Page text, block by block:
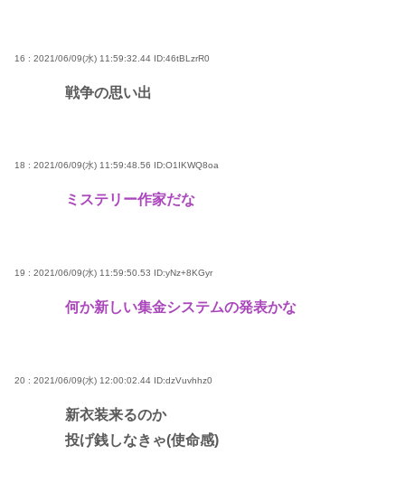
16 : 2021/06/09(水) 11:59:32.44 ID:46tBLzrR0
戦争の思い出
18 : 2021/06/09(水) 11:59:48.56 ID:O1IKWQ8oa
ミステリー作家だな
19 : 2021/06/09(水) 11:59:50.53 ID:yNz+8KGyr
何か新しい集金システムの発表かな
20 : 2021/06/09(水) 12:00:02.44 ID:dzVuvhhz0
新衣装来るのか
投げ銭しなきゃ(使命感)